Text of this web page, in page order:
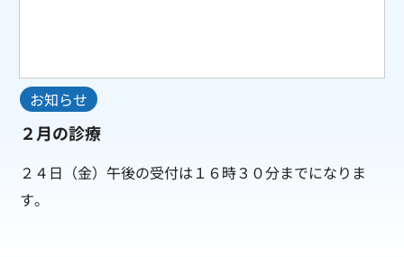
お知らせ
２月の診療
２４日（金）午後の受付は１６時３０分までになりま
す。